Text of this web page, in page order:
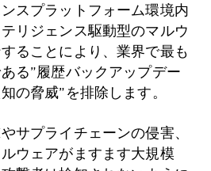
スプラットフォーム環境内
リジェンス駆動型のマルウ
ることにより、業界で最も
る”履歴バックアップデー
の脅威”を排除します。
サプライチェーンの侵害、
ウェアがますます大規模